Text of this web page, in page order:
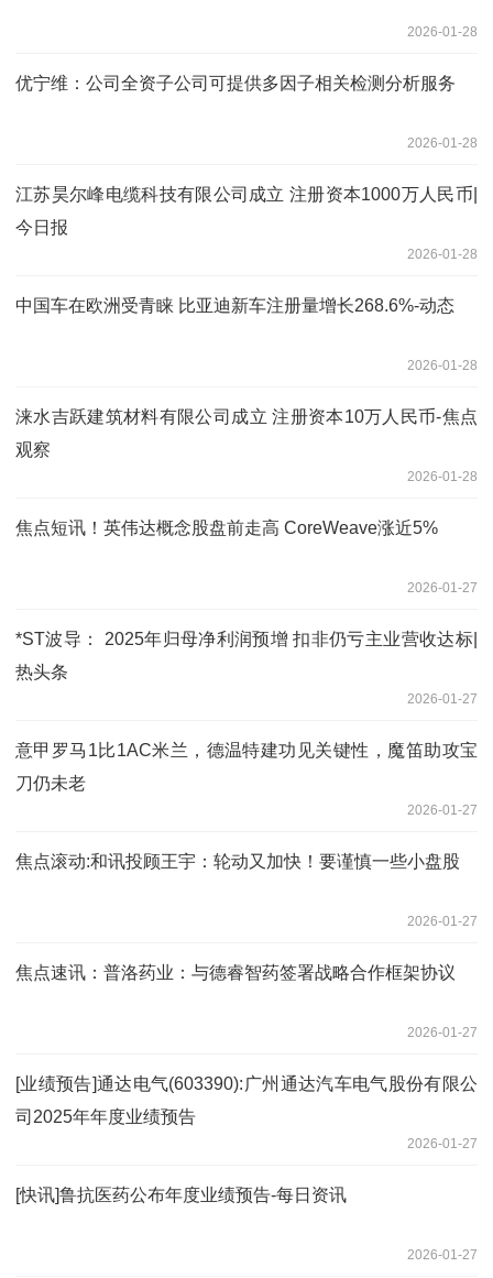
2026-01-28
优宁维：公司全资子公司可提供多因子相关检测分析服务
2026-01-28
江苏昊尔峰电缆科技有限公司成立 注册资本1000万人民币|
今日报
2026-01-28
中国车在欧洲受青睐 比亚迪新车注册量增长268.6%-动态
2026-01-28
涞水吉跃建筑材料有限公司成立 注册资本10万人民币-焦点
观察
2026-01-28
焦点短讯！英伟达概念股盘前走高 CoreWeave涨近5%
2026-01-27
*ST波导： 2025年归母净利润预增 扣非仍亏主业营收达标|
热头条
2026-01-27
意甲罗马1比1AC米兰，德温特建功见关键性，魔笛助攻宝
刀仍未老
2026-01-27
焦点滚动:和讯投顾王宇：轮动又加快！要谨慎一些小盘股
2026-01-27
焦点速讯：普洛药业：与德睿智药签署战略合作框架协议
2026-01-27
[业绩预告]通达电气(603390):广州通达汽车电气股份有限公
司2025年年度业绩预告
2026-01-27
[快讯]鲁抗医药公布年度业绩预告-每日资讯
2026-01-27